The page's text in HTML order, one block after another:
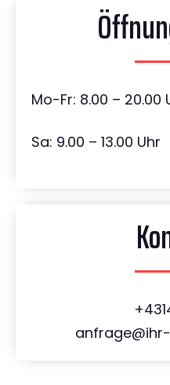
Mo-Fr: 8.00 – 20.00
Sa: 9.00 – 13.00 Uhr